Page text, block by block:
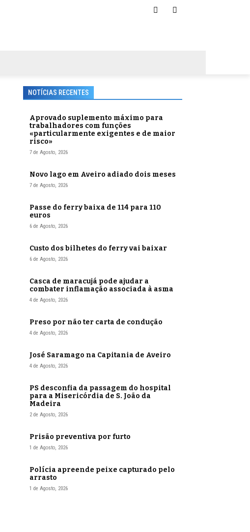
NOTÍCIAS RECENTES
Aprovado suplemento máximo para
trabalhadores com funções
«particularmente exigentes e de maior
risco»
7 de Agosto, 2026
Novo lago em Aveiro adiado dois meses
7 de Agosto, 2026
Passe do ferry baixa de 114 para 110
euros
6 de Agosto, 2026
Custo dos bilhetes do ferry vai baixar
6 de Agosto, 2026
Casca de maracujá pode ajudar a
combater inflamação associada à asma
4 de Agosto, 2026
Preso por não ter carta de condução
4 de Agosto, 2026
José Saramago na Capitania de Aveiro
4 de Agosto, 2026
PS desconfia da passagem do hospital
para a Misericórdia de S. João da
Madeira
2 de Agosto, 2026
Prisão preventiva por furto
1 de Agosto, 2026
Polícia apreende peixe capturado pelo
arrasto
1 de Agosto, 2026